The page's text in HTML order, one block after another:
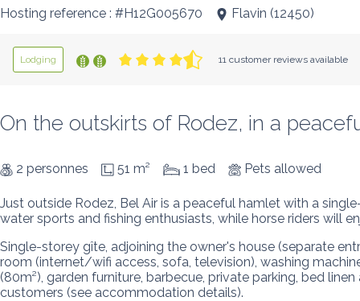
Hosting reference : #H12G005670 Flavin (12450)
Lodging 11 customer reviews available
On the outskirts of Rodez, in a
2 personnes 51 m² 1 bed Pets allowed
Just outside Rodez, Bel Air is a peaceful hamlet with a
water sports and fishing enthusiasts, while horse riders will
Single-storey gîte, adjoining the owner's house (separate
room (internet/wifi access, sofa, television), washing
(80m²), garden furniture, barbecue, private parking, bed
customers (see accommodation details).